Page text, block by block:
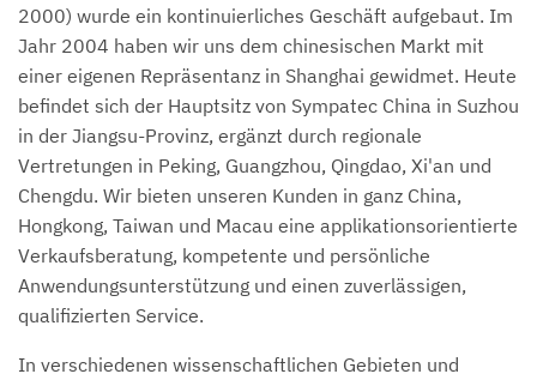
2000) wurde ein kontinuierliches Geschäft aufgebaut. Im
Jahr 2004 haben wir uns dem chinesischen Markt mit
einer eigenen Repräsentanz in Shanghai gewidmet. Heute
befindet sich der Hauptsitz von Sympatec China in Suzhou
in der Jiangsu-Provinz, ergänzt durch regionale
Vertretungen in Peking, Guangzhou, Qingdao, Xi'an und
Chengdu. Wir bieten unseren Kunden in ganz China,
Hongkong, Taiwan und Macau eine applikationsorientierte
Verkaufsberatung, kompetente und persönliche
Anwendungsunterstützung und einen zuverlässigen,
qualifizierten Service.
In verschiedenen wissenschaftlichen Gebieten und